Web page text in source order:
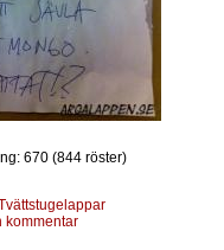
670 (844 röster)
kommentar